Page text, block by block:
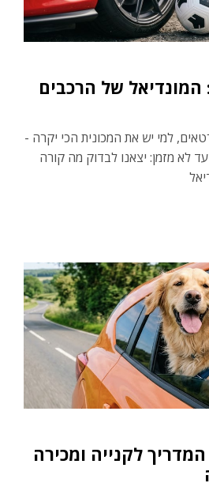
המונדיאל של הרכבים
למי יש את המכונית הכי יקרה -
עד לא מזמן: יצאנו לבדוק מה קורה
לקנייה ומכירה